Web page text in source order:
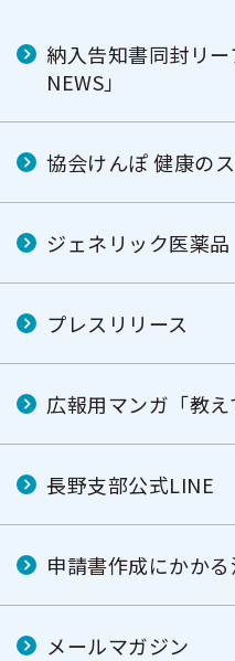
納入告知書同封リ
NEWS」
協会けんぽ 健康の
ジェネリック医薬品
プレスリリース
広報用マンガ「教え
長野支部公式LINE
申請書作成にかか
メールマガジン